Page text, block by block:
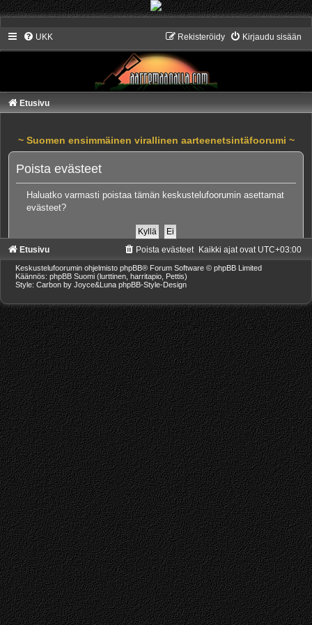
UKK Kirjaudu sisään
Rekisteröidy
Etusivu
~ Suomen ensimmäinen virallinen aarteenetsintäfoorumi ~
Poista evästeet
Haluatko varmasti poistaa tämän keskustelufoorumin asettamat
evästeet?
Etusivu Kaikki ajat ovat UTC+03:00
Poista evästeet
Keskustelufoorumin ohjelmisto phpBB® Forum Software © phpBB Limited
Käännös: phpBB Suomi (lurttinen, harritapio, Pettis)
Style: Carbon by Joyce&Luna phpBB-Style-Design